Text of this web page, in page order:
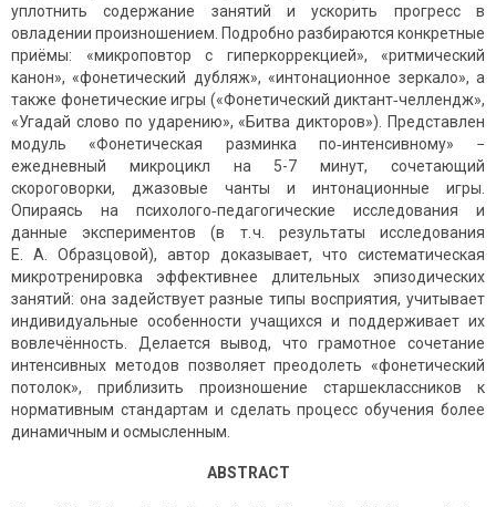
уплотнить содержание занятий и ускорить прогресс в
овладении произношением. Подробно разбираются конкретные
приёмы: «микроповтор с гиперкоррекцией», «ритмический
канон», «фонетический дубляж», «интонационное зеркало», а
также фонетические игры («Фонетический диктант‑челлендж»,
«Угадай слово по ударению», «Битва дикторов»). Представлен
модуль «Фонетическая разминка по‑интенсивному» −
ежедневный микроцикл на 5-7 минут, сочетающий
скороговорки, джазовые чанты и интонационные игры.
Опираясь на психолого‑педагогические исследования и
данные экспериментов (в т. ч. результаты исследования
Е. А. Образцовой), автор доказывает, что систематическая
микротренировка эффективнее длительных эпизодических
занятий: она задействует разные типы восприятия, учитывает
индивидуальные особенности учащихся и поддерживает их
вовлечённость. Делается вывод, что грамотное сочетание
интенсивных методов позволяет преодолеть «фонетический
потолок», приблизить произношение старшеклассников к
нормативным стандартам и сделать процесс обучения более
динамичным и осмысленным.
ABSTRACT